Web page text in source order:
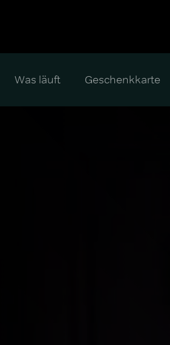
Was läuft Geschenkkarte